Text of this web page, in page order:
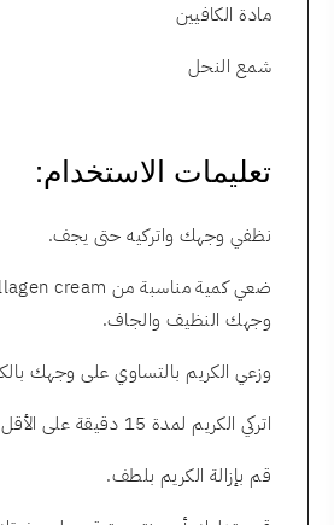
مادة الكافيين
شمع النحل
تعليمات الاستخدام:
نظفي وجهك واتركيه حتى يجف.
وجهك النظيف والجاف.
وزعي الكريم بالتساوي على وجهك
اتركي الكريم لمدة 15 دقيقة على الأقل.
قم بإزالة الكريم بلطف.